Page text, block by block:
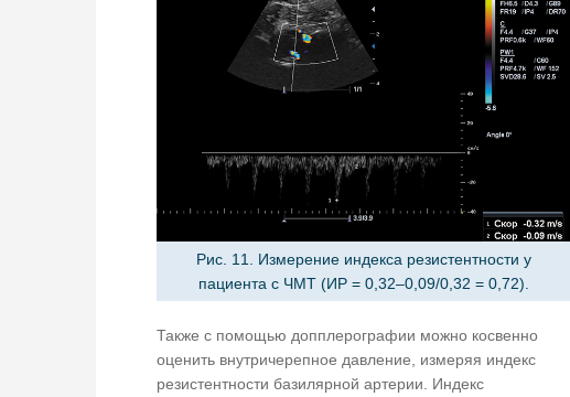
Рис. 11. Измерение индекса резистентности у
пациента с ЧМТ (ИР = 0,32–0,09/0,32 = 0,72).
Также с помощью допплерографии можно косвенно
оценить внутричерепное давление, измеряя индекс
резистентности базилярной артерии. Индекс